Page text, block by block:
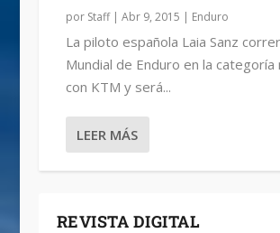
por Staff| Abr 9, 2015 | Enduro
La piloto española Laia Sanz
Mundial de Enduro en la categoría
con KTM y será...
LEER MÁS
REVISTA DIGITAL